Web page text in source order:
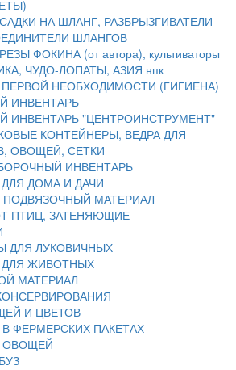
НА ШЛАНГ, РАЗБРЫЗГИВАТЕЛИ
ШЛАНГОВ
ФОКИНА (от автора), культиваторы
ЧУДО-ЛОПАТЫ, АЗИЯ нпк
НЕОБХОДИМОСТИ (ГИГИЕНА)
ИНВЕНТАРЬ
ИНВЕНТАРЬ "ЦЕНТРОИНСТРУМЕНТ"
КОНТЕЙНЕРЫ, ВЕДРА ДЛЯ
ОВОЩЕЙ, СЕТКИ
ИНВЕНТАРЬ
ДОМА И ДАЧИ
ПОДВЯЗОЧНЫЙ МАТЕРИАЛ
ПТИЦ, ЗАТЕНЯЮЩИЕ
ДЛЯ ЛУКОВИЧНЫХ
ЖИВОТНЫХ
МАТЕРИАЛ
И ЦВЕТОВ
ФЕРМЕРСКИХ ПАКЕТАХ
ОВОЩЕЙ